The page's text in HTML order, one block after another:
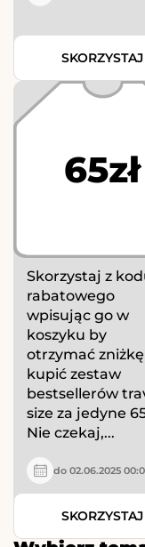
SKORZYSTAJ
65zł
Skorzystaj z
rabatowego
wpisując go w
koszyku by
otrzymać
kupić zestaw
bestsellerów
size za jedyne 65
Nie czekaj,...
do 02.06.2025
SKORZYSTAJ